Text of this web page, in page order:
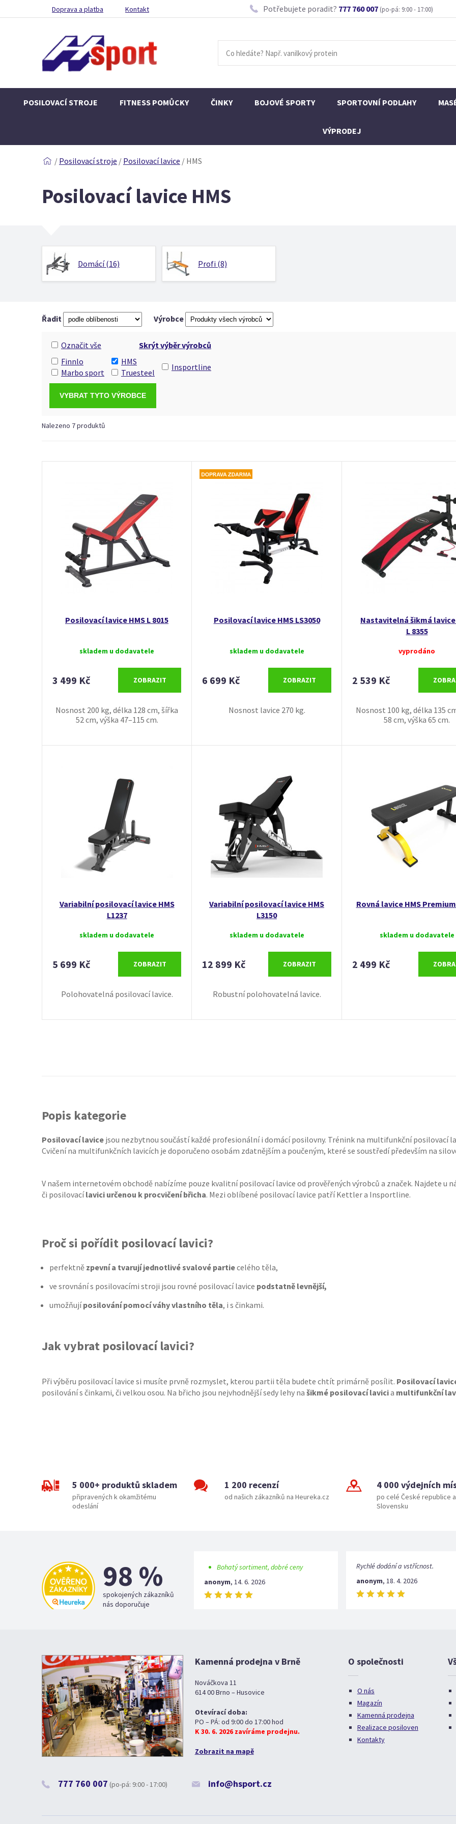
Doprava a platba Kontakt Potřebujete poradit? 777 760 007 (po-pá: 9:00 - 17:00)
POSILOVACÍ STROJE FITNESS POMŮCKY ČINKY BOJOVÉ SPORTY SPORTOVNÍ PODLAHY
VÝPRODEJ
/ Posilovací stroje / Posilovací lavice / HMS
Posilovací lavice HMS
Domácí (16) Profi (8)
Řadit Výrobce
Skrýt výběr výrobců
Označit vše
Finnlo
Marbo sport
HMS
Truesteel
Insportline
Nalezeno 7 produktů
Posilovací lavice HMS L 8015
skladem u dodavatele
3 499 Kč ZOBRAZIT
Nosnost 200 kg, délka 128 cm, šířka
52 cm, výška 47–115 cm.
Posilovací lavice HMS LS3050
skladem u dodavatele
6 699 Kč ZOBRAZIT
Nosnost lavice 270 kg.
Nastavitelná šikmá lavice
L 8355
vyprodáno
2 539 Kč
Nosnost 100 kg, délka 135
58 cm, výška 65 cm.
Variabilní posilovací lavice HMS
L1237
skladem u dodavatele
5 699 Kč ZOBRAZIT
Polohovatelná posilovací lavice.
Variabilní posilovací lavice HMS
L3150
skladem u dodavatele
12 899 Kč ZOBRAZIT
Robustní polohovatelná lavice.
Rovná lavice HMS Premium
skladem u dodavatele
2 499 Kč
Popis kategorie
Posilovací lavice jsou nezbytnou součástí každé profesionální i domácí posilovny. Trénink na multifunkční posilovací
Cvičení na multifunkčních lavicích je doporučeno osobám zdatnějším a poučeným, které se soustředí především na
V našem internetovém obchodě nabízíme pouze kvalitní posilovací lavice od prověřených výrobců a značek. Najdete u
či posilovacílavici určenou k procvičení břicha. Mezi oblíbené posilovací lavice patří Kettler a Insportline.
Proč si pořídit posilovací lavici?
perfektně zpevní a tvarují jednotlivé svalové partiecelého těla,
ve srovnání s posilovacími stroji jsou rovné posilovací lavice podstatně levnější,
umožňujíposilování pomocí váhy vlastního těla, i s činkami.
Jak vybrat posilovací lavici?
Při výběru posilovací lavice si musíte prvně rozmyslet, kterou partii těla budete chtít primárně posílit. Posilovací
posilování s činkami, či velkou osou. Na břicho jsou nejvhodnější sedy lehy na šikmé posilovací lavicia multifunkční
5 000+ produktů skladem
připravených k okamžitému
odeslání
1 200 recenzí
od našich zákazníků na Heureka.cz
4 000 výdejních
po celé České republice a
Slovensku
98 %
spokojených zákazníků
nás doporučuje
Bohatý sortiment, dobré ceny
anonym, 14. 6. 2026
Rychlé dodání a vstřícnost.
anonym, 18. 4. 2026
Kamenná prodejna v Brně
Nováčkova 11
614 00 Brno – Husovice
Otevírací doba:
PO – PÁ: od 9:00 do 17:00 hod
K 30. 6. 2026 zavíráme prodejnu.
Zobrazit na mapě
777 760 007 (po-pá: 9:00 - 17:00) info@hsport.cz
O společnosti
O nás
Magazín
Kamenná prodejna
Realizace posiloven
Kontakty